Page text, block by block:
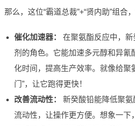
那么，这位“霸道总裁”+“贤内助”组合
催化加速器：
在聚氨酯反应中，
剂的角色。它能加速多元醇和异氰
化时间，提高生产效率。就像给聚
门”，让它跑得更快！
改善流动性：
新癸酸铅能降低聚
流动性，让操作更方便。想象一下